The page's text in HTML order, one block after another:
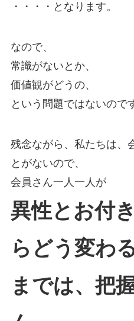
・・・・となります。
なので、
常識がないとか、
価値観がどうの、
という問題ではないので
残念ながら、私たちは、
とがないので、
会員さん一人一人が
異性とお付
らどう変わ
までは、把